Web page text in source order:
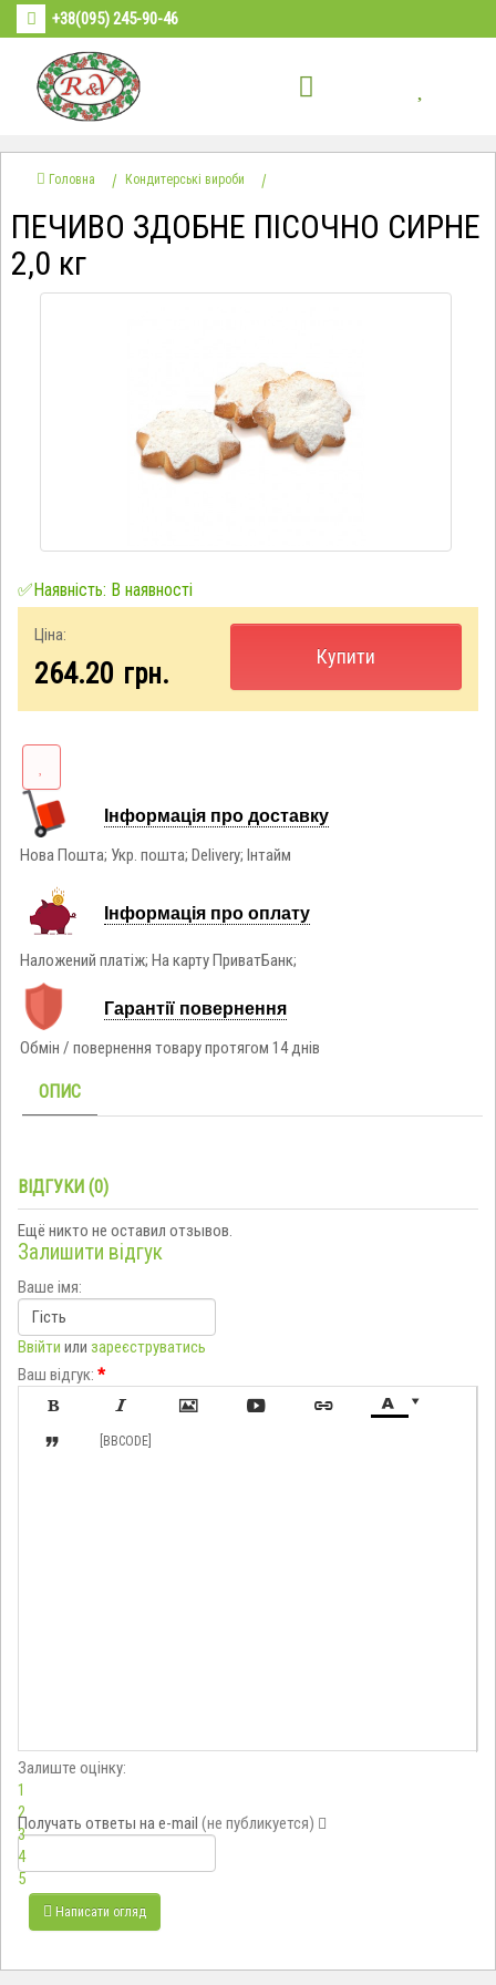
+38(095) 245-90-46
Головна Кондитерські вироби
ПЕЧИВО ЗДОБНЕ ПІСОЧНО СИРНЕ
2,0 кг
✅Наявність: В наявності
Ціна:
264.20 грн.
Купити
Інформація про доставку
Нова Пошта; Укр. пошта; Delivery; Інтайм
Інформація про оплату
Наложений платіж; На карту ПриватБанк;
Гарантії повернення
Обмін / повернення товару протягом 14 днів
ОПИС
ВІДГУКИ (0)
Ещё никто не оставил отзывов.
Залишити відгук
Ваше імя:
Ввійти или зареєструватись
Ваш відгук: *

     
 [BBCODE]
Залиште оцінку:
1
2
3
4
5
Получать ответы на e-mail (не публикуется)
Написати огляд